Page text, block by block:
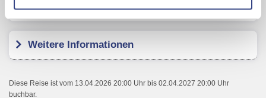
Mit Klick auf "Alles erlauben" stimmen Sie der
Verwendung der Cookies & Plugins auf unseren
Kundenbewertungen
Weitere Informationen
Diese Reise ist vom 13.04.2026 20:00 Uhr bis 02.04.2027 20:00 Uhr
buchbar.